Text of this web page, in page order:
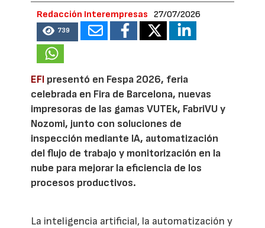
Redacción Interempresas 27/07/2026
739
EFI presentó en Fespa 2026, feria
celebrada en Fira de Barcelona, nuevas
impresoras de las gamas VUTEk, FabriVU y
Nozomi, junto con soluciones de
inspección mediante IA, automatización
del flujo de trabajo y monitorización en la
nube para mejorar la eficiencia de los
procesos productivos.
La inteligencia artificial, la automatización y